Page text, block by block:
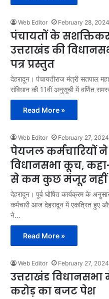
Web Editor February 28, 2024
पंचायतों के
उत्तराखंड की
पत्र प्रस्तुत
देहरादून। पंचायतीराज मंत्री सतपाल
संविधान की 11वीं अनुसूची में वर्णित
Read More »
Web Editor February 27, 2024
पेयजल कर्मचारियों
विधानसभा कूच,
से कम कुछ मंजूर नहीं
देहरादून। पूर्व घोषित कार्यक्रम के
कर्मचारी आज देहरादून में एकत्रित हुए
ने…
Read More »
Web Editor February 27, 2024
उत्तराखंड विधानसभा
करोड़ का बजट पेश